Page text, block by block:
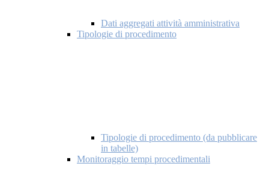
Dati aggregati attività amministrativa
Tipologie di procedimento
Tipologie di procedimento (da pubblicare
in tabelle)
Monitoraggio tempi procedimentali